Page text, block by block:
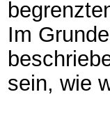
Im
sein, wie